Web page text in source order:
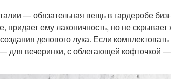
— обязательная вещь в гардеробе
придает ему лаконичность, но не
делового лука. Если комплектовать
для вечеринки, с облегающей кофточкой